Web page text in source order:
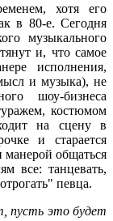
хотя его
в 80-е. Сегодня
музыкального
и, что самое
исполнения,
и музыка), не
шоу-бизнеса
костюмом
на сцену в
и старается
манерой общаться
все: танцевать,
певца.
пусть это будет